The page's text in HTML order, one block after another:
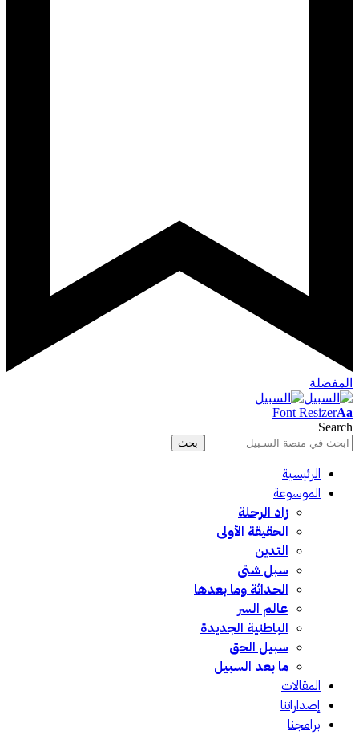
المفضلة
Font ResizerAa
Search
الرئيسية
الموسوعة
زاد الرحلة
الحقيقة الأولى
التدين
سبل شتى
الحداثة وما بعدها
عالم السر
الباطنية الجديدة
سبيل الحق
ما بعد السبيل
المقالات
إصداراتنا
برامجنا